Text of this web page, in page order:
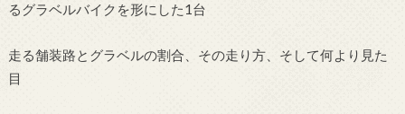
るグラベルバイクを形にした1台
走る舗装路とグラベルの割合、その走り方、そして何より見た
目